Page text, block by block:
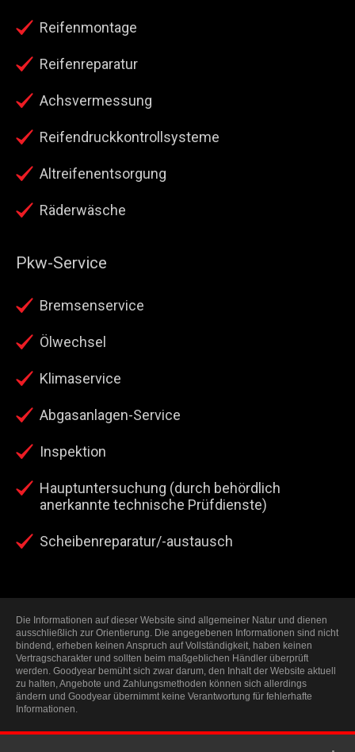
Reifenmontage
Reifenreparatur
Achsvermessung
Reifendruckkontrollsysteme
Altreifenentsorgung
Räderwäsche
Pkw-Service
Bremsenservice
Ölwechsel
Klimaservice
Abgasanlagen-Service
Inspektion
Hauptuntersuchung (durch behördlich
anerkannte technische Prüfdienste)
Scheibenreparatur/-austausch
Die Informationen auf dieser Website sind allgemeiner Natur und dienen
ausschließlich zur Orientierung. Die angegebenen Informationen sind nicht
bindend, erheben keinen Anspruch auf Vollständigkeit, haben keinen
Vertragscharakter und sollten beim maßgeblichen Händler überprüft
werden. Goodyear bemüht sich zwar darum, den Inhalt der Website aktuell
zu halten, Angebote und Zahlungsmethoden können sich allerdings
ändern und Goodyear übernimmt keine Verantwortung für fehlerhafte
Informationen.